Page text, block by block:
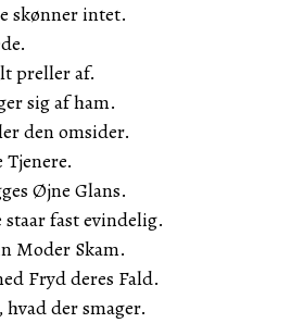
skønner intet.
preller af.
sig af ham.
den omsider.
Øjne Glans.
staar fast evindelig.
Moder Skam.
Fryd deres Fald.
der smager.